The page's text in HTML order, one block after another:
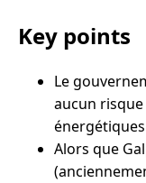
Key points
Le
aucun risque
Alors que